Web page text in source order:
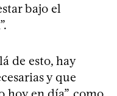
bajo el
de esto, hay
y que